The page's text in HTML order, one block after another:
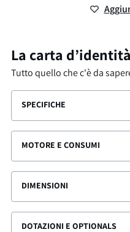
La carta
Tutto quello che c'è da
SPECIFICHE
MOTORE E CONSUMI
DIMENSIONI
DOTAZIONI E OPTIONALS